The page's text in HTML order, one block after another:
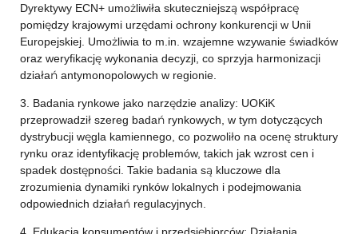
Dyrektywy ECN+ umożliwiła skuteczniejszą współpracę
pomiędzy krajowymi urzędami ochrony konkurencji w Unii
Europejskiej. Umożliwia to m.in. wzajemne wzywanie świadków
oraz weryfikację wykonania decyzji, co sprzyja harmonizacji
działań antymonopolowych w regionie.
3. Badania rynkowe jako narzędzie analizy: UOKiK
przeprowadził szereg badań rynkowych, w tym dotyczących
dystrybucji węgla kamiennego, co pozwoliło na ocenę struktury
rynku oraz identyfikację problemów, takich jak wzrost cen i
spadek dostępności. Takie badania są kluczowe dla
zrozumienia dynamiki rynków lokalnych i podejmowania
odpowiednich działań regulacyjnych.